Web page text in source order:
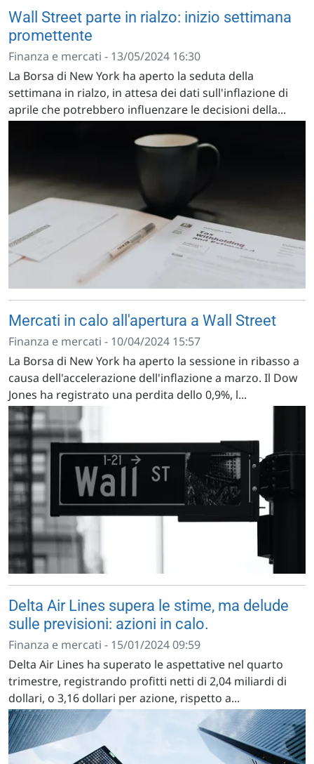
Wall Street parte in rialzo: inizio settimana
promettente
Finanza e mercati - 13/05/2024 16:30
La Borsa di New York ha aperto la seduta della
settimana in rialzo, in attesa dei dati sull'inflazione di
aprile che potrebbero influenzare le decisioni della...
Mercati in calo all'apertura a Wall Street
Finanza e mercati - 10/04/2024 15:57
La Borsa di New York ha aperto la sessione in ribasso a
causa dell'accelerazione dell'inflazione a marzo. Il Dow
Jones ha registrato una perdita dello 0,9%, l...
Delta Air Lines supera le stime, ma delude
sulle previsioni: azioni in calo.
Finanza e mercati - 15/01/2024 09:59
Delta Air Lines ha superato le aspettative nel quarto
trimestre, registrando profitti netti di 2,04 miliardi di
dollari, o 3,16 dollari per azione, rispetto a...